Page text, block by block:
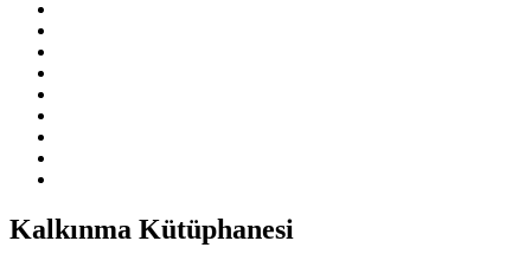
Kalkınma Kütüphanesi